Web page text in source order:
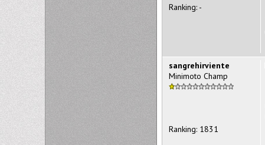
Ranking: -
sangrehirviente
Minimoto Champ
Ranking: 1831